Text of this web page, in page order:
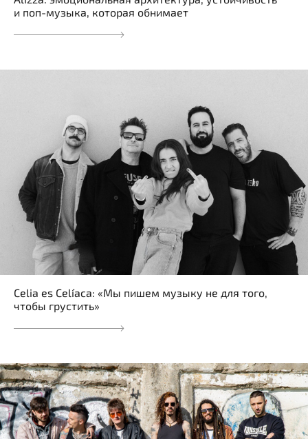
и поп-музыка, которая обнимает
Celia es Celíaca: «Мы пишем музыку не для того,
чтобы грустить»